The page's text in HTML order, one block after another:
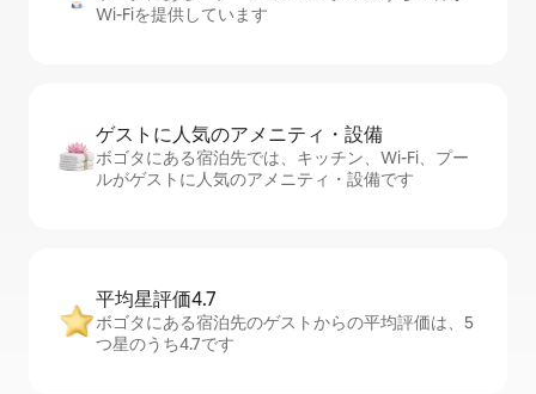
Wi-Fiを提供しています
ゲストに人⁠気⁠のア⁠メ⁠ニ⁠テ⁠ィ・設⁠備
ボゴタにある宿泊先では、キッチン、Wi-Fi、プー
ルがゲストに人気のアメニティ・設備です
平均星評価4.7
ボゴタにある宿泊先のゲストからの平均評価は、5
つ星のうち4.7です